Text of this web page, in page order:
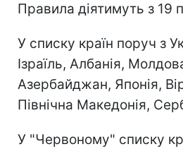
Правила діятимуть з 19
У списку країн поруч з
Ізраїль, Албанія,
Азербайджан, Японія,
Північна Македонія,
У "Червоному" списку